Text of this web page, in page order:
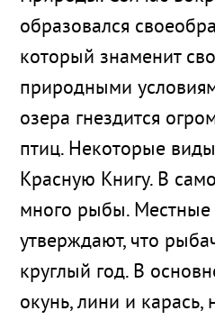
образовался
который знаменит
природными
озера гнездится
птиц. Некоторые
Красную Книгу. В
много рыбы. Местные
утверждают, что
круглый год. В
окунь, лини и карась,